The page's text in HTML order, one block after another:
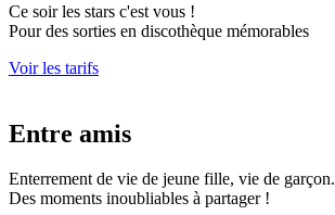
Ce soir les stars c'est vous !
Pour des sorties en discothèque mémorables
Voir les tarifs
Entre amis
Enterrement de vie de jeune fille, vie de garçon.
Des moments inoubliables à partager !